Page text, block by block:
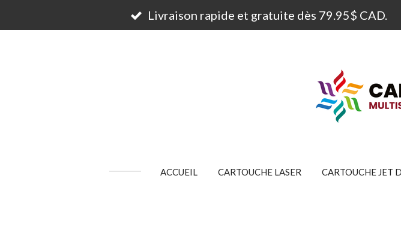
au
Livraison rapide et gratuite dès 79.95$ CAD.
ACCUEIL CARTOUCHE LASER CARTOUCHE JET